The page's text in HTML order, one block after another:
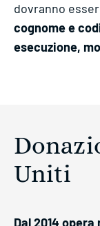
dovranno
cognome e
esecuzione,
Uniti
Dal 2014